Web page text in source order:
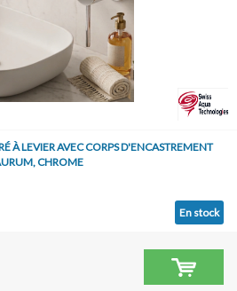
À LEVIER AVEC CORPS D'ENCASTREMENT
CHROME
En stock